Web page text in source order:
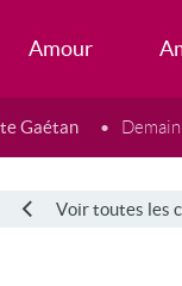
Amour
Gaétan Demain
Voir toutes les